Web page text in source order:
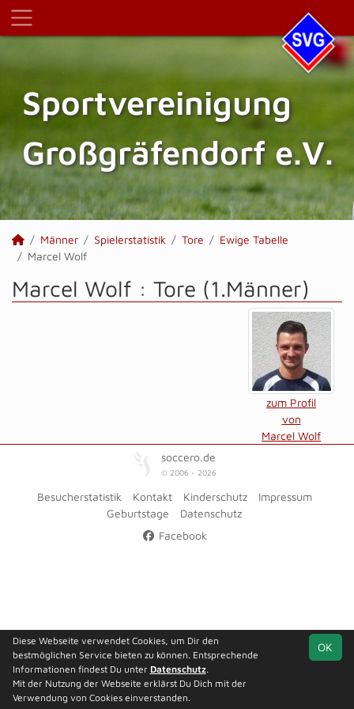
Sportvereinigung
Großgräfendorf e.V.
Männer Spielerstatistik Tore
Ewige Tabelle
Marcel Wolf
Marcel Wolf : Tore (1.Männer)
zum Profil
von
Marcel Wolf
soccero.de
© 2006 - 2026
Besucherstatistik Kontakt Kinderschutz
Impressum
Geburtstage
Datenschutz
Facebook
OK
Diese Webseite verwendet Cookies, um Dir den
bestmöglichen Service bieten zu können. Entsprechende
Informationen findest Du unter Datenschutz.
Mit der Nutzung der Webseite erklärst Du Dich mit der
Verwendung von Cookies einverstanden.